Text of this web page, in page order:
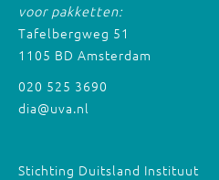
voor pakketten:
Tafelbergweg 51
1105 BD Amsterdam
020 525 3690
dia@uva.nl
Stichting Duitsland Instituut